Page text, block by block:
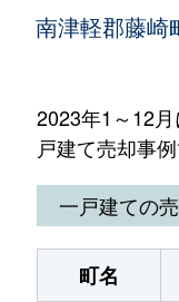
南津軽郡藤崎
2023年1～12
戸建て売却事例
一戸建ての
町名